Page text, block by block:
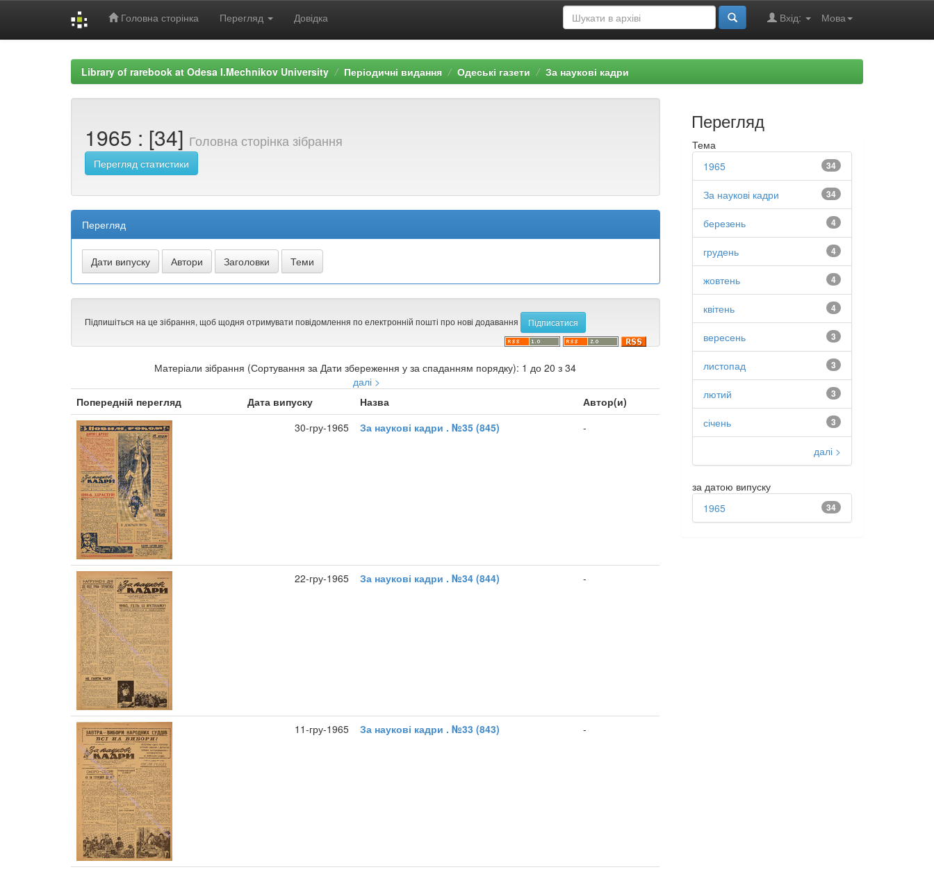
Головна сторінка Перегляд Довідка Мова
Вхід:
Library of rarebook at Odesa I.Mechnikov University Періодичні видання Одеські газети За наукові кадри
1965 : [34] Головна сторінка зібрання
Перегляд статистики
Перегляд
Підпишіться на це зібрання, щоб щодня отримувати повідомлення по електронній пошті про нові додавання
Матеріали зібрання (Сортування за Дати збереження у за спаданням порядку): 1 до 20 з 34
далі >
Попередній перегляд
Дата випуску Назва
Автор(и)
30-гру-1965
За наукові кадри . №35 (845) -
22-гру-1965 За наукові кадри . №34 (844) -
11-гру-1965 За наукові кадри . №33 (843) -
Перегляд
Тема
34
1965
34
За наукові кадри
4
березень
4
грудень
4
жовтень
4
квітень
3
вересень
3
листопад
3
лютий
3
січень
далі >
за датою випуску
34
1965